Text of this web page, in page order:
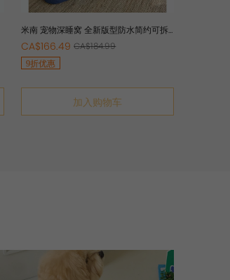
米南 宠物深睡窝 全新版型防水简约可拆
洗全棉外罩四季通用猫狗
CA$166.49 CA$184.99
9折优惠
加入购物车